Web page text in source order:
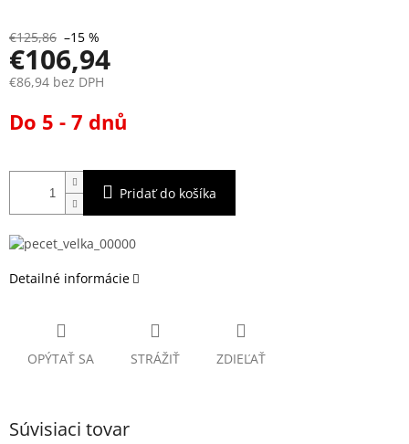
€125,86 –15 %
€106,94
€86,94 bez DPH
cena:
Do 5 - 7 dnů
Pridať do košíka
Detailné informácie
OPÝTAŤ SA STRÁŽIŤ ZDIEĽAŤ
Súvisiaci tovar